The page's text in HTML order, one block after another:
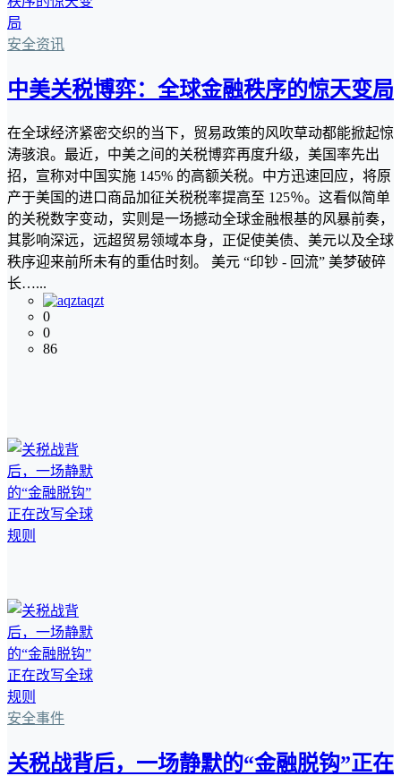
安全资讯
中美关税博弈：全球金融秩序的惊天变局
在全球经济紧密交织的当下，贸易政策的风吹草动都能掀起惊
涛骇浪。最近，中美之间的关税博弈再度升级，美国率先出
招，宣称对中国实施 145% 的高额关税。中方迅速回应，将原
产于美国的进口商品加征关税税率提高至 125％。这看似简单
的关税数字变动，实则是一场撼动全球金融根基的风暴前奏，
其影响深远，远超贸易领域本身，正促使美债、美元以及全球
秩序迎来前所未有的重估时刻。 美元 “印钞 - 回流” 美梦破碎
长…...
aqzt
0
0
86
安全事件
关税战背后，一场静默的“金融脱钩”正在